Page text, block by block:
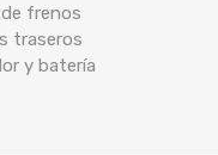
frenos
traseros
y batería